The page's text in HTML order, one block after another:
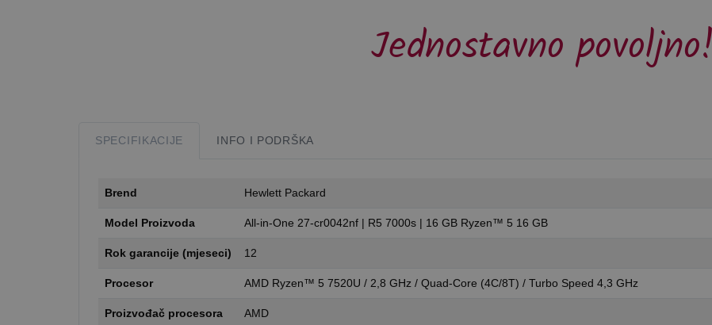
Jednostavno povoljno!
SPECIFIKACIJE INFO I PODRŠKA
Brend Hewlett Packard
Model Proizvoda All-in-One 27-cr0042nf | R5 7000s | 16 GB Ryzen™ 5 16 GB
Rok garancije (mjeseci) 12
Procesor AMD Ryzen™ 5 7520U / 2,8 GHz / Quad-Core (4C/8T) / Turbo Speed 4,3 GHz
Proizvođač procesora AMD